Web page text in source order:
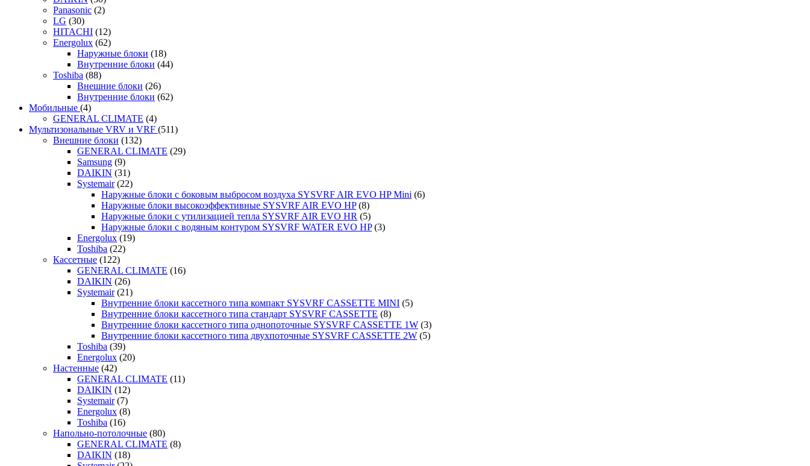
Panasonic (2)
LG (30)
HITACHI (12)
Energolux (62)
Наружные блоки (18)
Внутренние блоки (44)
Toshiba (88)
Внешние блоки (26)
Внутренние блоки (62)
Мобильные (4)
GENERAL CLIMATE (4)
Мультизональные VRV и VRF (511)
Внешние блоки (132)
GENERAL CLIMATE (29)
Samsung (9)
DAIKIN (31)
Systemair (22)
Наружные блоки с боковым выбросом воздуха SYSVRF AIR EVO HP Mini (6)
Наружные блоки высокоэффективные SYSVRF AIR EVO HP (8)
Наружные блоки с утилизацией тепла SYSVRF AIR EVO HR (5)
Наружные блоки с водяным контуром SYSVRF WATER EVO HP (3)
Energolux (19)
Toshiba (22)
Кассетные (122)
GENERAL CLIMATE (16)
DAIKIN (26)
Systemair (21)
Внутренние блоки кассетного типа компакт SYSVRF CASSETTE MINI (5)
Внутренние блоки кассетного типа стандарт SYSVRF CASSETTE (8)
Внутренние блоки кассетного типа однопоточные SYSVRF CASSETTE 1W (3)
Внутренние блоки кассетного типа двухпоточные SYSVRF CASSETTE 2W (5)
Toshiba (39)
Energolux (20)
Настенные (42)
GENERAL CLIMATE (11)
DAIKIN (12)
Systemair (7)
Energolux (8)
Toshiba (16)
Напольно-потолочные (80)
GENERAL CLIMATE (8)
DAIKIN (18)